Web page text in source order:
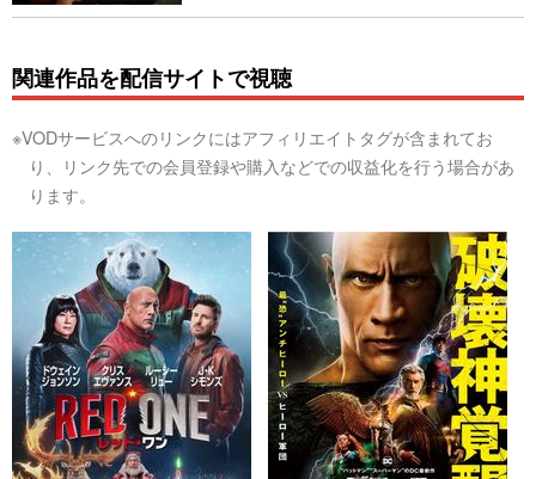
関連作品を配信サイトで視聴
※VODサービスへのリンクにはアフィリエイトタグが含まれてお
り、リンク先での会員登録や購入などでの収益化を行う場合があ
ります。